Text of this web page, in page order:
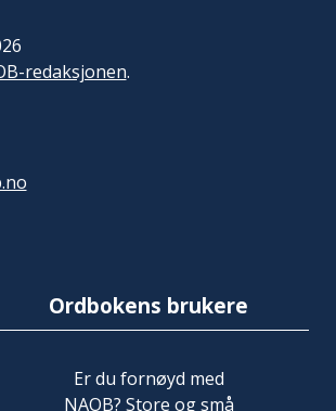
redaksjonen.
Ordbokens brukere
Er du fornøyd med
NAOB? Store og små